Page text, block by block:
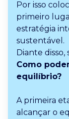
Por isso
primeiro
estratégia
sustentável.
Diante
Como
equilíbrio?
A primeira
alcançar o